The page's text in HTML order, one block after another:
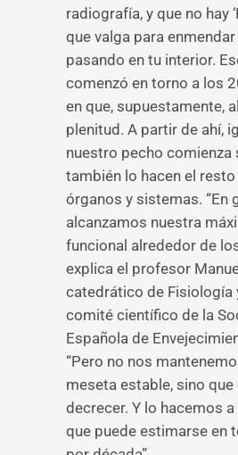
radiografía, y que no hay
que valga para
pasando en tu interior.
comenzó en torno a los
en que, supuestamente,
plenitud. A partir de ahí,
nuestro pecho comienza
también lo hacen el
órganos y sistemas. “En
alcanzamos nuestra
funcional alrededor de
explica el profesor
catedrático de Fisiología
comité científico de la
Española de
“Pero no nos
meseta estable, sino
decrecer. Y lo hacemos
que puede estimarse en